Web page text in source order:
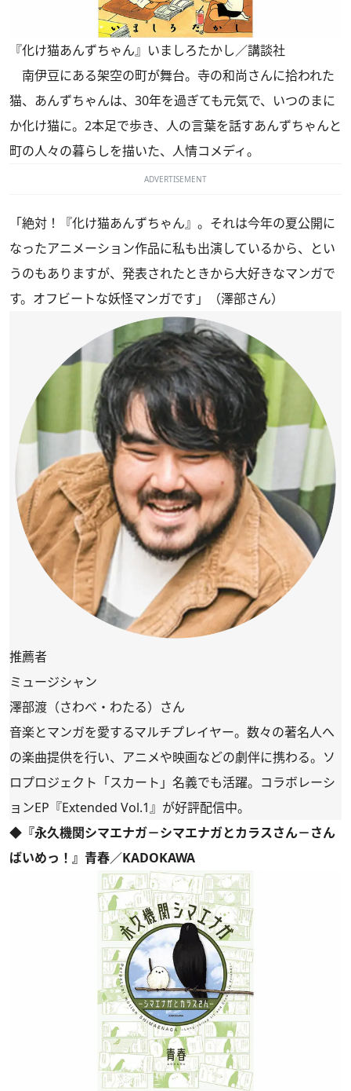
『化け猫あんずちゃん』いましろたかし／講談社
南伊豆にある架空の町が舞台。寺の和尚さんに拾われた
猫、あんずちゃんは、30年を過ぎても元気で、いつのまに
か化け猫に。2本足で歩き、人の言葉を話すあんずちゃんと
町の人々の暮らしを描いた、人情コメディ。
ADVERTISEMENT
「絶対！『化け猫あんずちゃん』。それは今年の夏公開に
なったアニメーション作品に私も出演しているから、とい
うのもありますが、発表されたときから大好きなマンガで
す。オフビートな妖怪マンガです」（澤部さん）
推薦者
ミュージシャン
澤部渡（さわべ・わたる）さん
音楽とマンガを愛するマルチプレイヤー。数々の著名人へ
の楽曲提供を行い、アニメや映画などの劇伴に携わる。ソ
ロプロジェクト「スカート」名義でも活躍。コラボレーシ
ョンEP『Extended Vol.1』が好評配信中。
◆『永久機関シマエナガ－シマエナガとカラスさん－さん
ばいめっ！』青春／KADOKAWA